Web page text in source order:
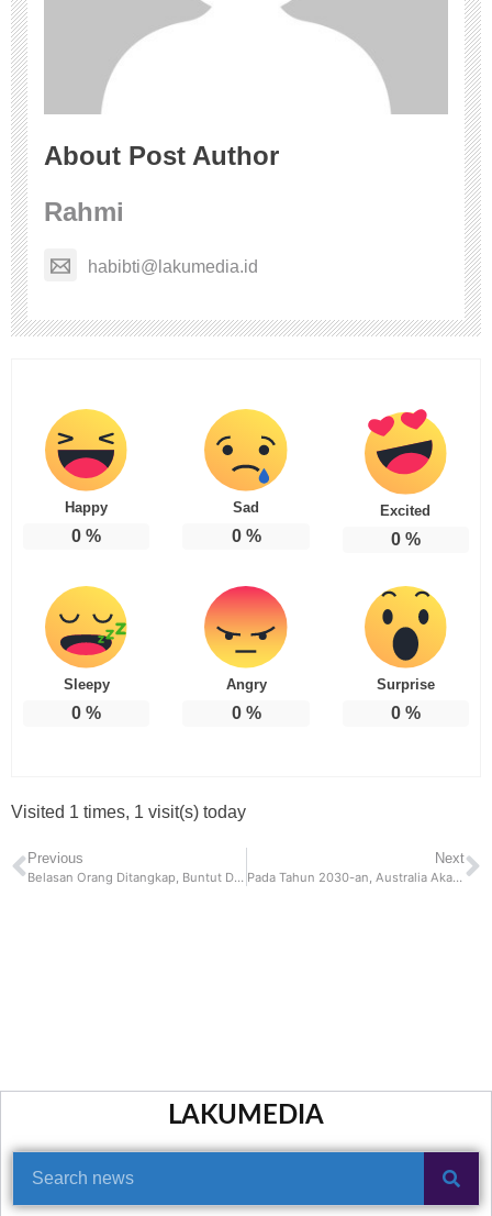
About Post Author
Rahmi
habibti@lakumedia.id
Happy
0 %
Sad
0%
Excited
0%
Sleepy
0 %
Angry
0%
Surprise
0%
Visited 1 times, 1 visit(s) today
Previous
Belasan Orang Ditangkap, Buntut Dari Bentrokan Ojol Vs Debt Collector
Next
Pada Tahun 2030-an, Australia Akan Membeli Setidaknya Lima Kapal Selam Bertenaga Nuklir dari AS
LAKUMEDIA